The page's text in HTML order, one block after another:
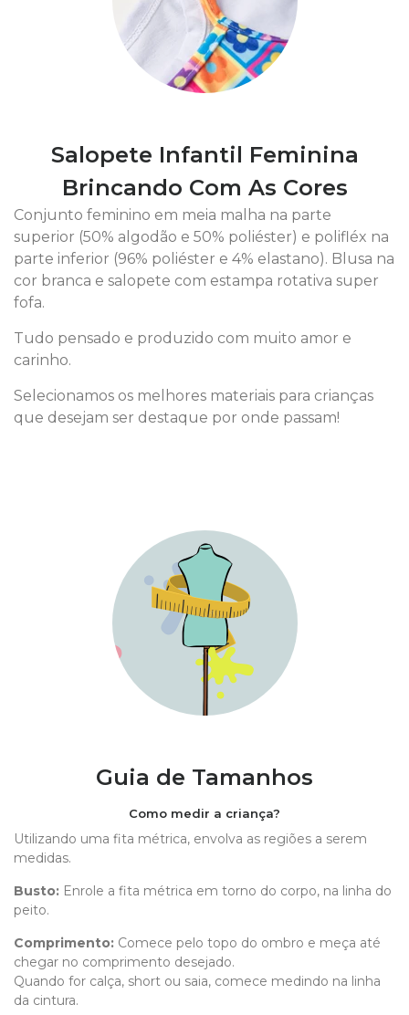
Salopete Infantil Feminina
Brincando Com As Cores
Conjunto feminino em meia malha na parte
superior (50% algodão e 50% poliéster) e polifléx na
parte inferior (96% poliéster e 4% elastano). Blusa na
cor branca e salopete com estampa rotativa super
fofa.
Tudo pensado e produzido com muito amor e
carinho.
Selecionamos os melhores materiais para crianças
que desejam ser destaque por onde passam!
Guia de Tamanhos
Como medir a criança?
Utilizando uma fita métrica, envolva as regiões a serem
medidas.
Busto: Enrole a fita métrica em torno do corpo, na linha do
peito.
Comprimento: Comece pelo topo do ombro e meça até
chegar no comprimento desejado.
Quando for calça, short ou saia, comece medindo na linha
da cintura.